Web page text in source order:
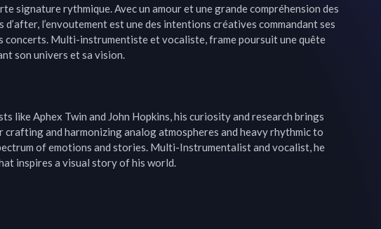
signature rythmique. Avec un amour et une grande compréhension des
d’after, l’envoutement est une des intentions créatives commandant ses
concerts. Multi-instrumentiste et vocaliste, frame poursuit une quête
son univers et sa vision.
like Aphex Twin and John Hopkins, his curiosity and research brings
crafting and harmonizing analog atmospheres and heavy rhythmic to
of emotions and stories. Multi-Instrumentalist and vocalist, he
inspires a visual story of his world.